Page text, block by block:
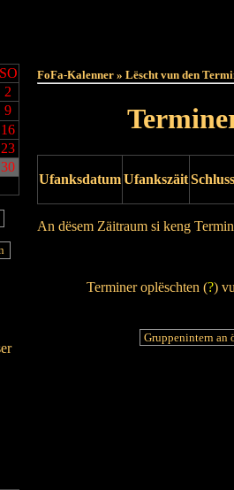
SO
2
9
16
23
30
FoFa-Kalenner » Lëscht vun den
UfanksdatumUfankszäit
An dësem Zäitraum si keng
Terminer oplëschten (?)